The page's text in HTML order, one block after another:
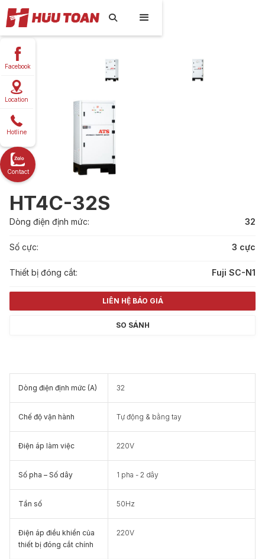

Facebook
Location
Hotline
Contact
HT4C-32S
Dòng điện định mức: 32
Số cực: 3 cực
Thiết bị đóng cắt: Fuji SC-N1
LIÊN HỆ BÁO GIÁ
SO SÁNH
Dòng điện định mức (A) 32
Chế độ vận hành Tự động & bằng tay
Điện áp làm việc 220V
Số pha – Số dây 1 pha - 2 dây
Tần số 50Hz
Điện áp điều khiển của
thiết bị đóng cắt chính
220V